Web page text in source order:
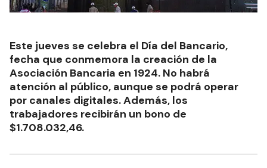
Este jueves se celebra el Día del Bancario,
fecha que conmemora la creación de la
Asociación Bancaria en 1924. No habrá
atención al público, aunque se podrá operar
por canales digitales. Además, los
trabajadores recibirán un bono de
$1.708.032,46.